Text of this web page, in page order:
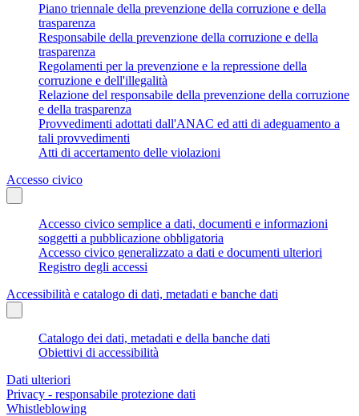
Piano triennale della prevenzione della corruzione e della
trasparenza
Responsabile della prevenzione della corruzione e della
trasparenza
Regolamenti per la prevenzione e la repressione della
corruzione e dell'illegalità
Relazione del responsabile della prevenzione della corruzione
e della trasparenza
Provvedimenti adottati dall'ANAC ed atti di adeguamento a
tali provvedimenti
Atti di accertamento delle violazioni
Accesso civico
Accesso civico semplice a dati, documenti e informazioni
soggetti a pubblicazione obbligatoria
Accesso civico generalizzato a dati e documenti ulteriori
Registro degli accessi
Accessibilità e catalogo di dati, metadati e banche dati
Catalogo dei dati, metadati e della banche dati
Obiettivi di accessibilità
Dati ulteriori
Privacy - responsabile protezione dati
Whistleblowing